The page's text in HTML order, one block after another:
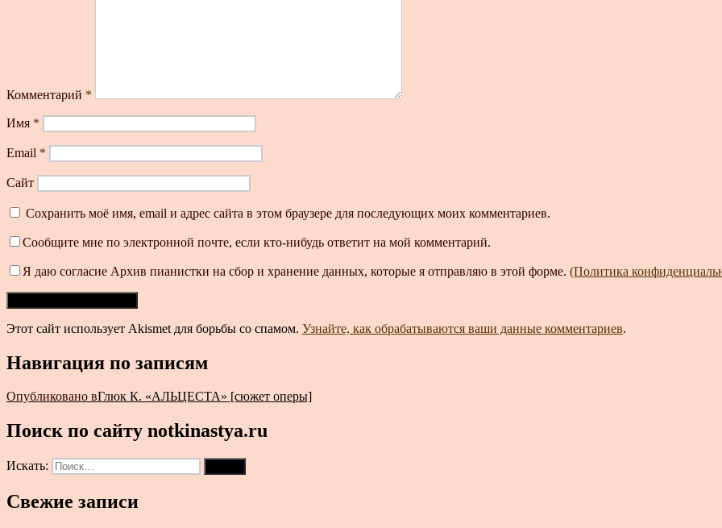
Комментарий *
Имя *
Email *
Сайт
Сохранить моё имя, email и адрес сайта в этом браузере для последующих моих комментариев.
Сообщите мне по электронной почте, если кто-нибудь ответит на мой комментарий.
Я даю согласие Архив пианистки на сбор и хранение данных, которые я отправляю в этой форме. (Политика
Этот сайт использует Akismet для борьбы со спамом. Узнайте, как обрабатываются ваши данные комментариев.
Навигация по записям
Опубликовано вГлюк К. «АЛЬЦЕСТА» [сюжет оперы]
Поиск по сайту notkinastya.ru
Искать:
Свежие записи